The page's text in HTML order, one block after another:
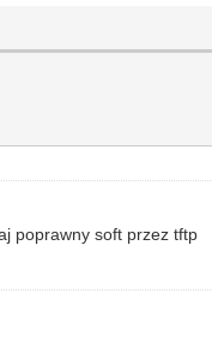
poprawny soft przez tftp